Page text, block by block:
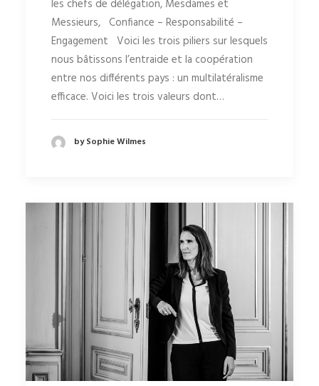
les chefs de délégation, Mesdames et
Messieurs, Confiance – Responsabilité –
Engagement Voici les trois piliers sur lesquels
nous bâtissons l’entraide et la coopération
entre nos différents pays : un multilatéralisme
efficace. Voici les trois valeurs dont…
by Sophie Wilmes